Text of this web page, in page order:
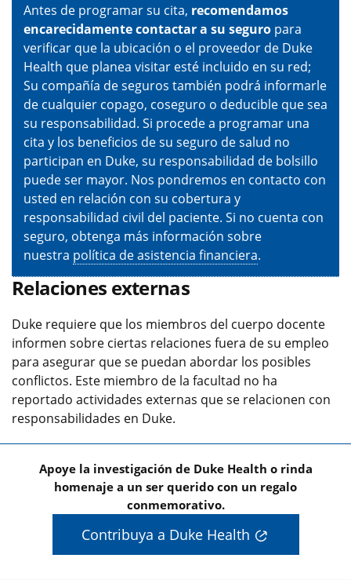
Antes de programar su cita, recomendamos
encarecidamente contactar a su seguro para
verificar que la ubicación o el proveedor de Duke
Health que planea visitar esté incluido en su red;
Su compañía de seguros también podrá informarle
de cualquier copago, coseguro o deducible que sea
su responsabilidad. Si procede a programar una
cita y los beneficios de su seguro de salud no
participan en Duke, su responsabilidad de bolsillo
puede ser mayor. Nos pondremos en contacto con
usted en relación con su cobertura y
responsabilidad civil del paciente. Si no cuenta con
seguro, obtenga más información sobre
nuestra política de asistencia financiera.
Relaciones externas
Duke requiere que los miembros del cuerpo docente
informen sobre ciertas relaciones fuera de su empleo
para asegurar que se puedan abordar los posibles
conflictos. Este miembro de la facultad no ha
reportado actividades externas que se relacionen con
responsabilidades en Duke.
Apoye la investigación de Duke Health o rinda
homenaje a un ser querido con un regalo
conmemorativo.
Contribuya a Duke Health